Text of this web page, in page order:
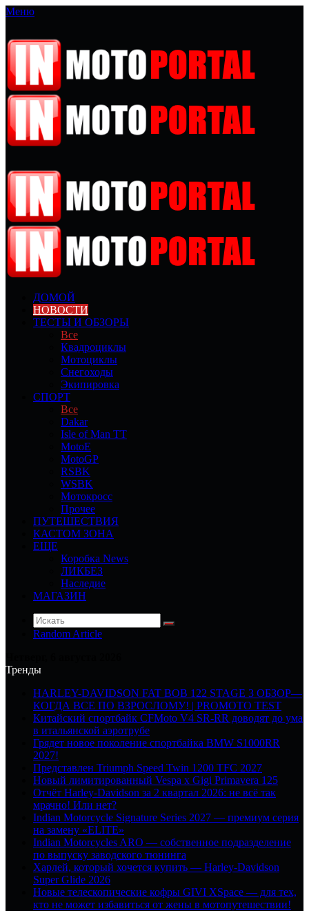
Меню
ДОМОЙ
НОВОСТИ
ТЕСТЫ И ОБЗОРЫ
Все
Квадроциклы
Мотоциклы
Снегоходы
Экипировка
СПОРТ
Все
Dakar
Isle of Man TT
MotoE
MotoGP
RSBK
WSBK
Мотокросс
Прочее
ПУТЕШЕСТВИЯ
КАСТОМ ЗОНА
ЕЩЕ
Коробка News
ЛИКБЕЗ
Наследие
МАГАЗИН
Random Article
Тренды
HARLEY-DAVIDSON FAT BOB 122 STAGE 3 ОБЗОР—
КОГДА ВСЕ ПО ВЗРОСЛОМУ! | PROMOTO TEST
Китайский спортбайк CFMoto V4 SR-RR доводят до ума
в итальянской аэротрубе
Грядет новое поколение спортбайка BMW S1000RR
2027!
Представлен Triumph Speed Twin 1200 TFC 2027
Новый лимитированный Vespa x Gigi Primavera 125
Отчёт Harley-Davidson за 2 квартал 2026: не всё так
мрачно! Или нет?
Indian Motorcycle Signature Series 2027 — премиум серия
на замену «ELITE»
Indian Motorcycles ARO — собственное подразделение
по выпуску заводского тюнинга
Харлей, который хочется купить — Harley-Davidson
Super Glide 2026
Новые телескопические кофры GIVI XSpace — для тех,
кто не может избавиться от жены в мотопутешествии!